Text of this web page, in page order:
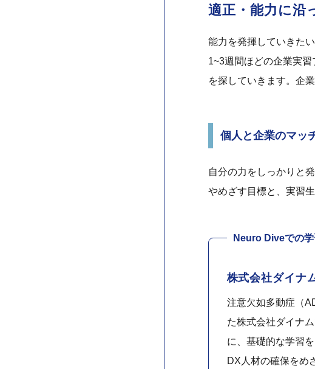
適正・能力に沿
能力を発揮していきた
1~3週間ほどの企業実
を探していきます。企
個人と企業のマッ
自分の力をしっかりと
やめざす目標と、実習
Neuro Diveでの
株式会社ダイナ
注意欠如多動症（
た株式会社ダイナ
に、基礎的な学習
DX人材の確保をめ